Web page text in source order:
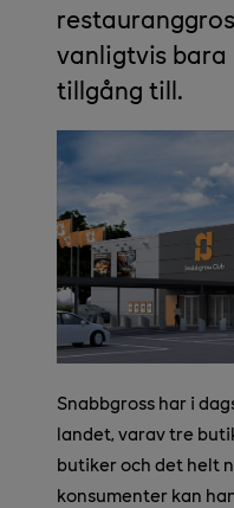
vanligtvis
tillgång till.
Snabbgross har i
landet, varav tre
butiker och det helt
konsumenter kan